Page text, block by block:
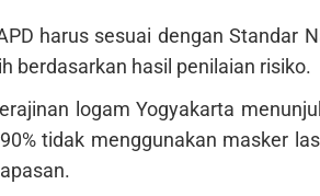
harus sesuai dengan Standar
berdasarkan hasil penilaian risiko.
logam Yogyakarta
tidak menggunakan masker